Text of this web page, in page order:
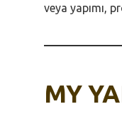
veya yapımı,
MY